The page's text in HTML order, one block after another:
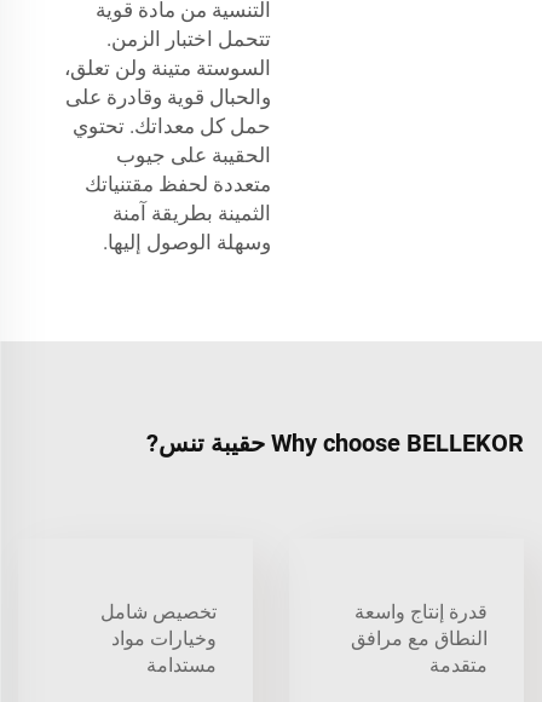
التنسية من مادة قوية
تتحمل اختبار الزمن.
السوستة متينة ولن تعلق،
والحبال قوية وقادرة على
حمل كل معداتك. تحتوي
الحقيبة على جيوب
متعددة لحفظ مقتنياتك
الثمينة بطريقة آمنة
وسهلة الوصول إليها.
Why choose BELLEKOR حقيبة تنس?
قدرة إنتاج واسعة
النطاق مع مرافق
متقدمة
تخصيص شامل
وخيارات مواد
مستدامة